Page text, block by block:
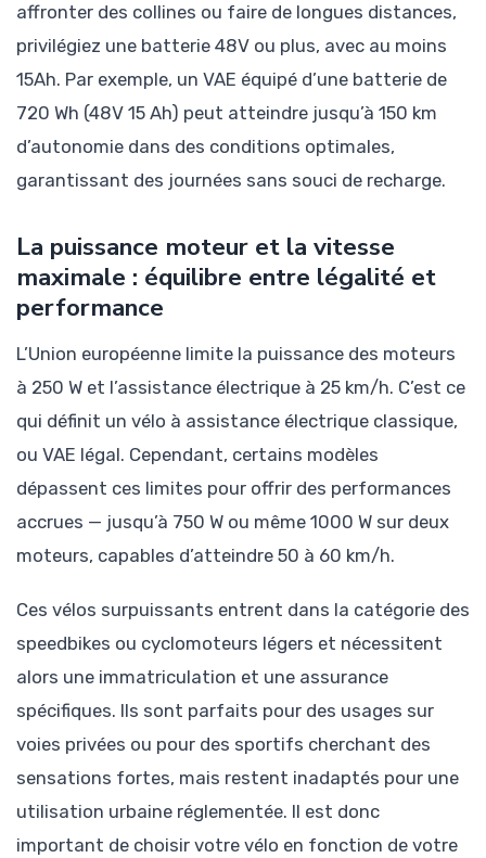
affronter des collines ou faire de longues distances,
privilégiez une batterie 48V ou plus, avec au moins
15Ah. Par exemple, un VAE équipé d’une batterie de
720 Wh (48V 15 Ah) peut atteindre jusqu’à 150 km
d’autonomie dans des conditions optimales,
garantissant des journées sans souci de recharge.
La puissance moteur et la vitesse
maximale : équilibre entre légalité et
performance
L’Union européenne limite la puissance des moteurs
à 250 W et l’assistance électrique à 25 km/h. C’est ce
qui définit un vélo à assistance électrique classique,
ou VAE légal. Cependant, certains modèles
dépassent ces limites pour offrir des performances
accrues — jusqu’à 750 W ou même 1000 W sur deux
moteurs, capables d’atteindre 50 à 60 km/h.
Ces vélos surpuissants entrent dans la catégorie des
speedbikes ou cyclomoteurs légers et nécessitent
alors une immatriculation et une assurance
spécifiques. Ils sont parfaits pour des usages sur
voies privées ou pour des sportifs cherchant des
sensations fortes, mais restent inadaptés pour une
utilisation urbaine réglementée. Il est donc
important de choisir votre vélo en fonction de votre